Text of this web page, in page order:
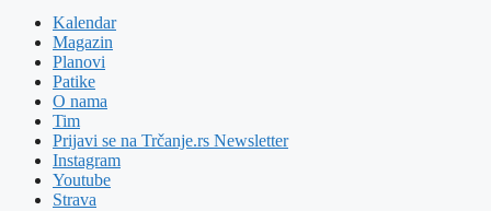
Kalendar
Magazin
Planovi
Patike
O nama
Tim
Prijavi se na Trčanje.rs Newsletter
Instagram
Youtube
Strava